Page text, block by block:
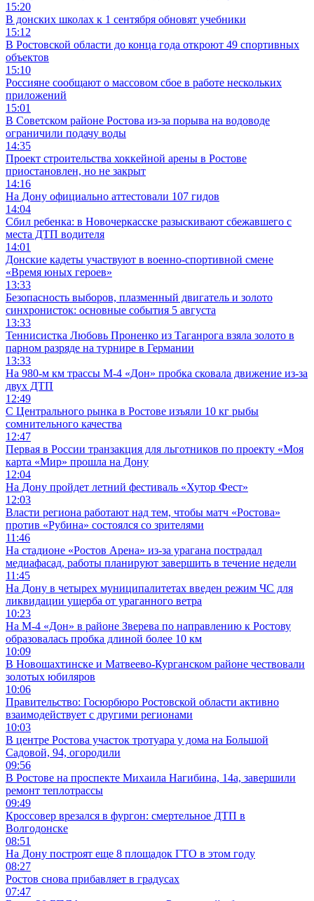
15:20
В донских школах к 1 сентября обновят учебники
15:12
В Ростовской области до конца года откроют 49 спортивных
объектов
15:10
Россияне сообщают о массовом сбое в работе нескольких
приложений
15:01
В Советском районе Ростова из-за порыва на водоводе
ограничили подачу воды
14:35
Проект строительства хоккейной арены в Ростове
приостановлен, но не закрыт
14:16
На Дону официально аттестовали 107 гидов
14:04
Сбил ребенка: в Новочеркасске разыскивают сбежавшего с
места ДТП водителя
14:01
Донские кадеты участвуют в военно-спортивной смене
«Время юных героев»
13:33
Безопасность выборов, плазменный двигатель и золото
синхронисток: основные события 5 августа
13:33
Теннисистка Любовь Проненко из Таганрога взяла золото в
парном разряде на турнире в Германии
13:33
На 980‑м км трассы М‑4 «Дон» пробка сковала движение из-за
двух ДТП
12:49
С Центрального рынка в Ростове изъяли 10 кг рыбы
сомнительного качества
12:47
Первая в России транзакция для льготников по проекту «Моя
карта «Мир» прошла на Дону
12:04
На Дону пройдет летний фестиваль «Хутор Фест»
12:03
Власти региона работают над тем, чтобы матч «Ростова»
против «Рубина» состоялся со зрителями
11:46
На стадионе «Ростов Арена» из-за урагана пострадал
медиафасад, работы планируют завершить в течение недели
11:45
На Дону в четырех муниципалитетах введен режим ЧС для
ликвидации ущерба от ураганного ветра
10:23
На М-4 «Дон» в районе Зверева по направлению к Ростову
образовалась пробка длиной более 10 км
10:09
В Новошахтинске и Матвеево-Курганском районе чествовали
золотых юбиляров
10:06
Правительство: Госюрбюро Ростовской области активно
взаимодействует с другими регионами
10:03
В центре Ростова участок тротуара у дома на Большой
Садовой, 94, огородили
09:56
В Ростове на проспекте Михаила Нагибина, 14а, завершили
ремонт теплотрассы
09:49
Кроссовер врезался в фургон: смертельное ДТП в
Волгодонске
08:51
На Дону построят еще 8 площадок ГТО в этом году
08:27
Ростов снова прибавляет в градусах
07:47